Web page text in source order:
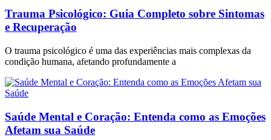
Trauma Psicológico: Guia Completo sobre Sintomas
e Recuperação
O trauma psicológico é uma das experiências mais complexas da
condição humana, afetando profundamente a
Saúde Mental e Coração: Entenda como as Emoções
Afetam sua Saúde